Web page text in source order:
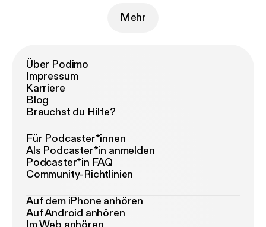
Mehr
Über Podimo
Impressum
Karriere
Blog
Brauchst du Hilfe?
Für Podcaster*innen
Als Podcaster*in anmelden
Podcaster*in FAQ
Community-Richtlinien
Auf dem iPhone anhören
Auf Android anhören